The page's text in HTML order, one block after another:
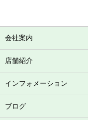
会社案内
店舗紹介
インフォメーション
ブログ